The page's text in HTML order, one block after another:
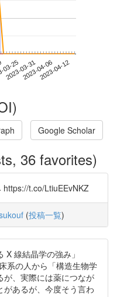
25
2023-03-312023-04-062023-04-12
Google Scholar
36 favorites)
https://t.co/LtiuEEvNKZ
(投稿一覧)
X 線結晶学の強み」
系の人から「構造生物学
が、実際には薬につなが
があるが、今度そう言わ